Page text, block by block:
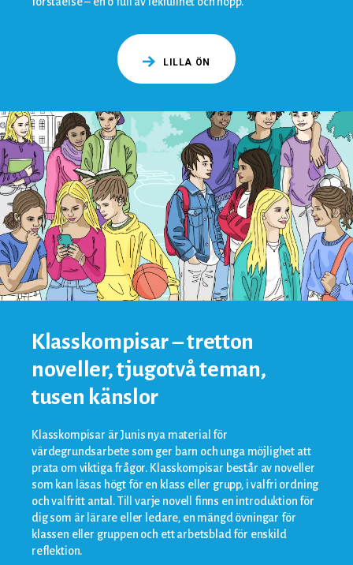
LILLA ÖN
Klasskompisar – tretton
noveller, tjugotvå teman,
tusen känslor
Klasskompisar är Junis nya material för
värdegrundsarbete som ger barn och unga möjlighet att
prata om viktiga frågor. Klasskompisar består av noveller
som kan läsas högt för en klass eller grupp, i valfri ordning
och valfritt antal. Till varje novell finns en introduktion för
dig som är lärare eller ledare, en mängd övningar för
klassen eller gruppen och ett arbetsblad för enskild
reflektion.